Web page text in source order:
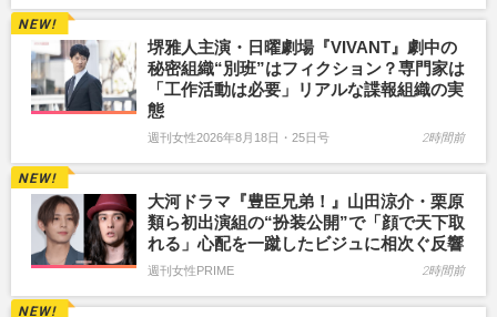
堺雅人主演・日曜劇場『VIVANT』劇中の
秘密組織“別班”はフィクション？専門家は
「工作活動は必要」リアルな諜報組織の実
態
週刊女性2026年8月18日・25日号 2時間前
大河ドラマ『豊臣兄弟！』山田涼介・栗原
類ら初出演組の“扮装公開”で「顔で天下取
れる」心配を一蹴したビジュに相次ぐ反響
週刊女性PRIME 2時間前